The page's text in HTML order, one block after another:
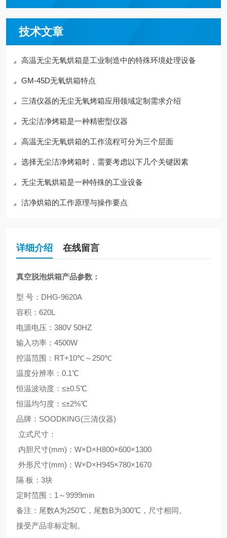
技术文章
高温无尘无氧烘箱是工业制造中的特殊环境处理设备
GM-45D无氧烘箱特点
三清仪器的无尘无氧烤箱应用领域定制需求介绍
无尘洁净烤箱是一种精密型仪器
高温无尘无氧烘箱的工作流程可分为三个层面
选择无尘洁净烤箱时，需要考虑以下几个关键因素
无尘无氧烘箱是一种特殊的工业设备
洁净烘箱的工作原理与操作要点
详细介绍 在线留言
真空脱泡烘箱产品参数：
型 号：DHG-9620A
容积：620L
电源电压：380V 50HZ
输入功率：4500W
控温范围：RT+10℃～250℃
温度分辨率：0.1℃
恒温波动度：≤±0.5℃
恒温均匀度：≤±2%℃
品牌：SOODKING(三清仪器)
立式尺寸：
内胆尺寸(mm)：W×D×H800×600×1300
外形尺寸(mm)：W×D×H945×780×1670
隔 板：3块
定时范围：1～9999min
备注：尾数A为250℃，尾数B为300℃，尺寸相同。
接受产品非标定制。